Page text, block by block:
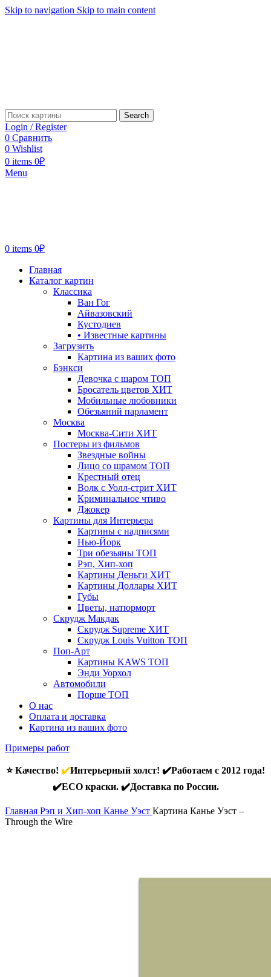
Skip to navigation Skip to main content
Search
Login / Register
0 Сравнить
0 Wishlist
0 items 0₽
Menu
0 items 0₽
Главная
Каталог картин
Классика
Ван Гог
Айвазовский
Кустодиев
• Известные картины
Загрузить
Картина из ваших фото
Бэнкси
Девочка с шаром ТОП
Бросатель цветов ХИТ
Мобильные любовники
Обезьяний парламент
Москва
Москва-Сити ХИТ
Постеры из фильмов
Звездные войны
Лицо со шрамом ТОП
Крестный отец
Волк с Уолл-стрит ХИТ
Криминальное чтиво
Джокер
Картины для Интерьера
Картины с надписями
Нью-Йорк
Три обезьяны ТОП
Рэп, Хип-хоп
Картины Деньги ХИТ
Картины Доллары ХИТ
Губы
Цветы, натюрморт
Скрудж Макдак
Скрудж Supreme ХИТ
Скрудж Louis Vuitton ТОП
Поп-Арт
Картины KAWS ТОП
Энди Уорхол
Автомобили
Порше ТОП
О нас
Оплата и доставка
Картина из ваших фото
Примеры работ
⭐ Качество! ✔️Интерьерный холст! ✔️Работаем с 2012 года!
✔️ECO краски. ✔️Доставка по России.
Главная Рэп и Хип-хоп Канье Уэст Картина Канье Уэст –
Through the Wire